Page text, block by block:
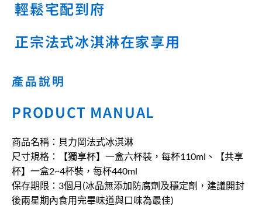
輕鬆宅配到府
正宗法式冰淇淋在家享用
產品說明
PRODUCT MANUAL
商品名稱：貝力岡法式冰淇淋
尺寸規格：【獨享杯】一盒六杯裝，每杯110ml、【共享
杯】一盒2~4杯裝，每杯440ml
保存期限：3個月(冰品無添加防腐劑及穩定劑，建議開封
後兩星期內食用完畢味道與口味為最佳)